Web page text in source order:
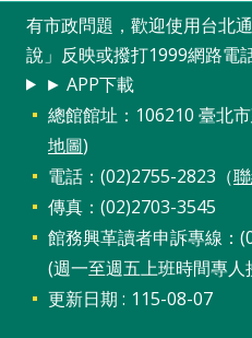
開
放
宣
著
作
權
有市政問題，歡迎使用台北
說」反映或撥打1999網路電
► APP下載
總館館址：106210 臺北
地圖)
電話：(02)2755-2823（
傳真：(02)2703-3545
館務興革讀者申訴專線：
(週一至週五上班時間專
更新日期
115-08-07